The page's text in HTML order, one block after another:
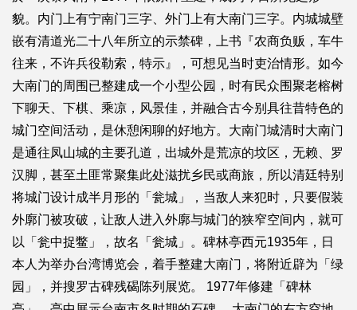
貌。内门上有宁南门三字、外门上有大南门三字。内城城壁
嵌有清道光二十八年所立的示禁碑，上书『农商负贩，车牛
往来，不许兵役勒索，特示』，可想见当时吏治情形。如今
大南门的周围已整建成一个小型公园，时有民众围聚老榕树
下聊天、下棋、乘凉，风景佳，并融合古今别具往昔特色的
城门空间活动，是休憩闲聊的好地方。大南门城清时大南门
是通往凤山城的主要孔道，出城外是荒凉的坟区，无赖、罗
汉脚，甚至土匪常聚集此处滋扰乡民或商旅，所以清廷特别
将城门设计成半月形的「瓮城」，当敌人来犯时，只要假装
外廓门被攻破，让敌人进入外廓与城门的狭窄空间内，就可
以「瓮中捉鳖」，故名「瓮城」。碑林亭西元1935年，日
本人为举办台湾博览会，着手整建大南门，将附近辟为「绿
园」，并搜罗古碑残碣陈列展览。 1977年修建「碑林